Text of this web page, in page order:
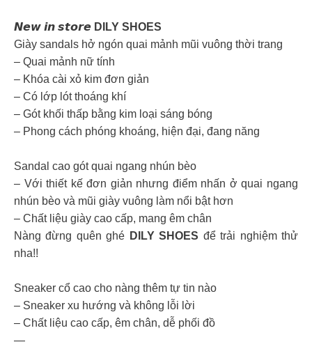
𝙉𝙚𝙬 𝙞𝙣 𝙨𝙩𝙤𝙧𝙚 DILY SHOES
Giày sandals hở ngón quai mảnh mũi vuông thời trang
– Quai mảnh nữ tính
– Khóa cài xỏ kim đơn giản
– Có lớp lót thoáng khí
– Gót khối thấp bằng kim loại sáng bóng
– Phong cách phóng khoáng, hiện đại, đang năng
Sandal cao gót quai ngang nhún bèo
– Với thiết kế đơn giản nhưng điểm nhấn ở quai ngang
nhún bèo và mũi giày vuông làm nổi bật hơn
– Chất liệu giày cao cấp, mang êm chân
Nàng đừng quên ghé DILY SHOES để trải nghiệm thử
nha!!
Sneaker cổ cao cho nàng thêm tự tin nào
– Sneaker xu hướng và không lỗi lời
– Chất liệu cao cấp, êm chân, dễ phối đồ